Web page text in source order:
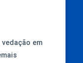
em